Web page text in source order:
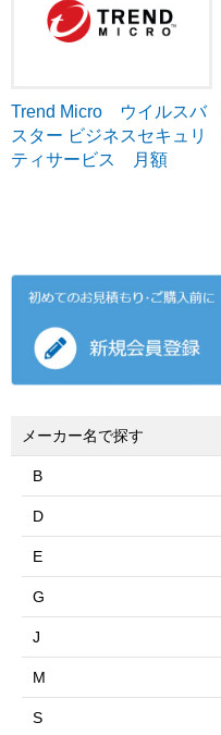
Trend Micro ウイルスバ
スター ビジネスセキュリ
ティサービス 月額
メーカー名で探す
B
D
E
G
J
M
S